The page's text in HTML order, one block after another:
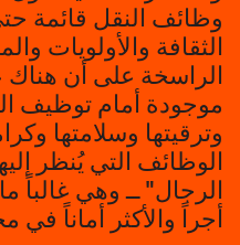
وظائف النقل قائمة
الثقافة والأولويات
الراسخة على أن هناك
موجودة أمام توظيف
وترقيتها وسلامتها
الوظائف التي يُنظر
الرجال" ــ وهي غالباً
أجراً والأكثر أماناً في